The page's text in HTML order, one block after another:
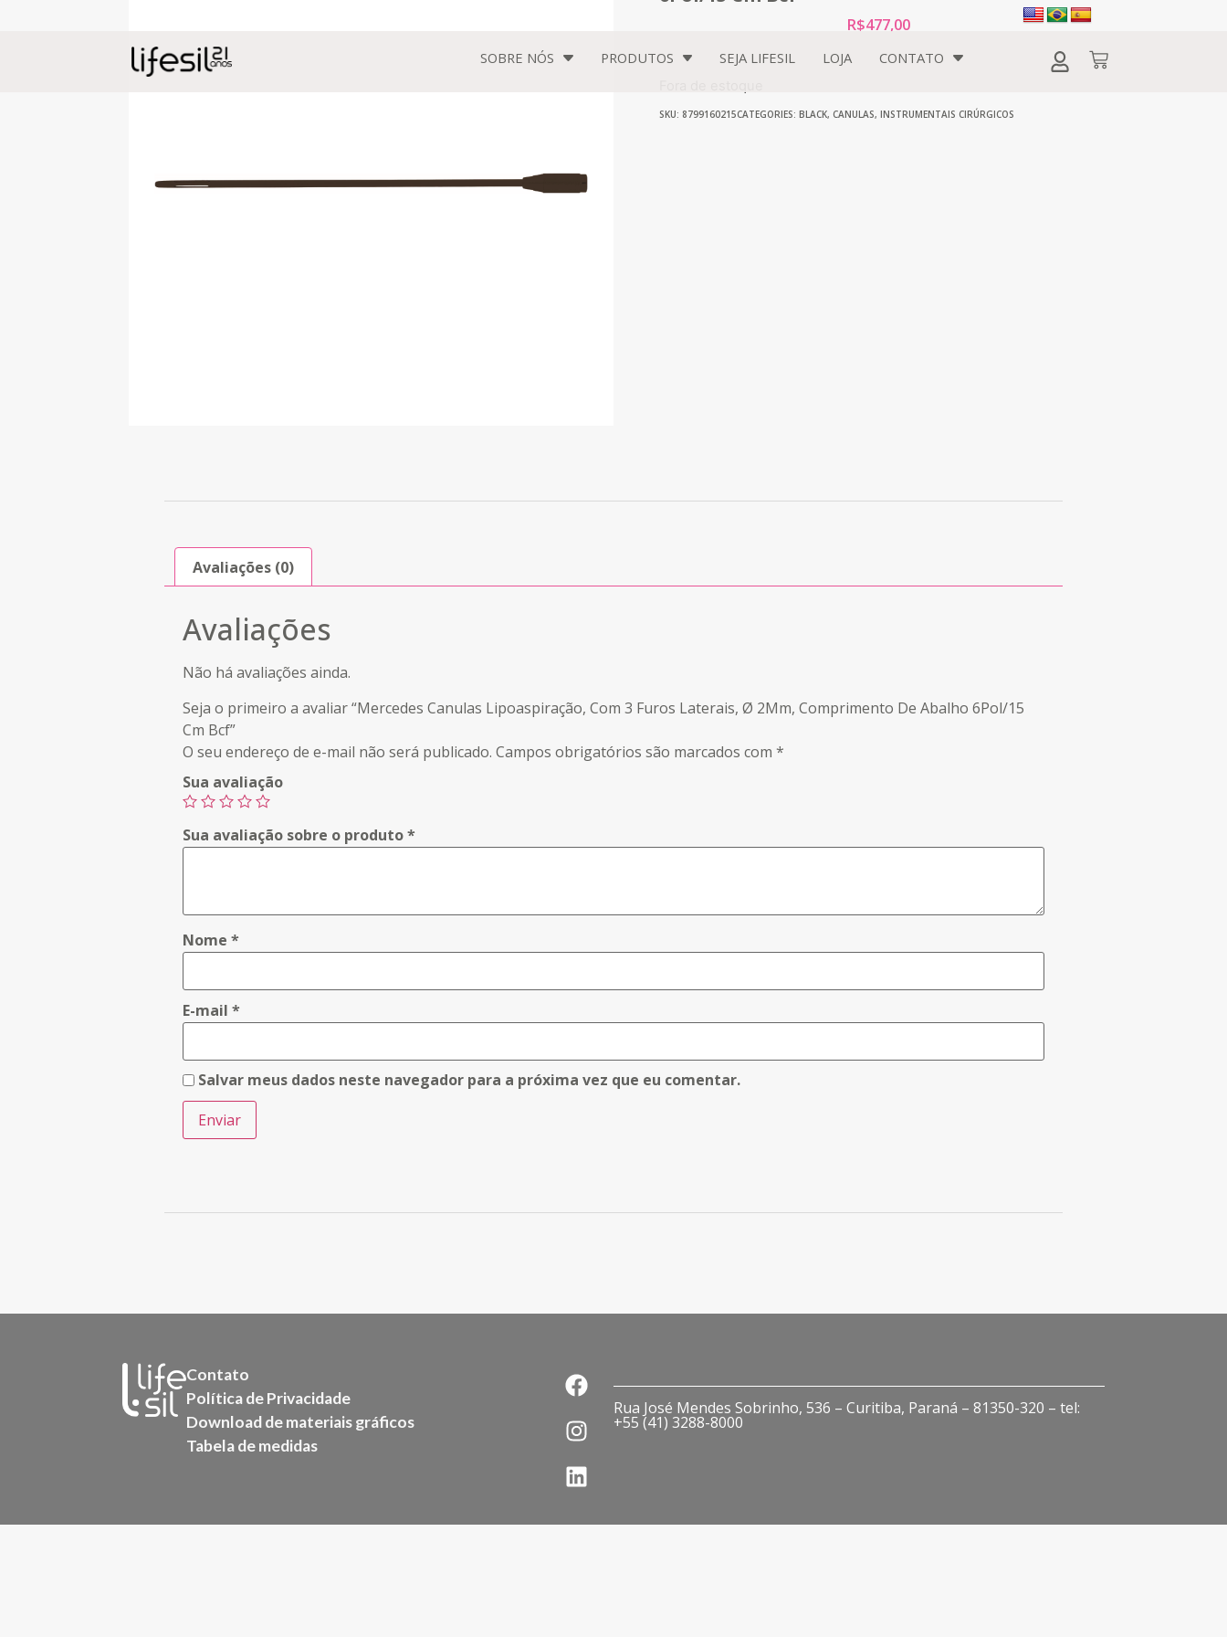
SOBRE NÓS PRODUTOS SEJA LIFESIL LOJA CONTATO
R$477,00
SKU: 8799160215CATEGORIES: BLACK, CANULAS, INSTRUMENTAIS CIRÚRGICOS
Avaliações (0)
Avaliações
Não há avaliações ainda.
Seja o primeiro a avaliar “Mercedes Canulas Lipoaspiração, Com 3 Furos Laterais, Ø 2Mm, Comprimento De Abalho 6Pol/15
Cm Bcf”
O seu endereço de e-mail não será publicado. Campos obrigatórios são marcados com *
Sua avaliação
Sua avaliação sobre o produto*
Nome *
E-mail *
Salvar meus dados neste navegador para a próxima vez que eu comentar.
Contato
Política de Privacidade
Download de materiais gráficos
Tabela de medidas
Rua José Mendes Sobrinho, 536 – Curitiba, Paraná – 81350-320 – tel:
+55 (41) 3288-8000